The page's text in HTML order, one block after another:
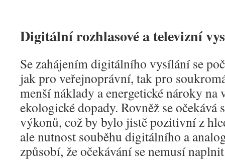
Digitální rozhlasové a televizní
Se zahájením digitálního vysílání se
jak pro veřejnoprávní, tak pro
menší náklady a energetické nároky
ekologické dopady. Rovněž se
výkonů, což by bylo jistě pozitivní z
ale nutnost souběhu digitálního a
způsobí, že očekávání se nemusí